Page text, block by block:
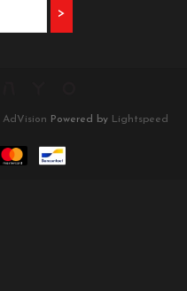
>
AdVision Powered by Lightspeed